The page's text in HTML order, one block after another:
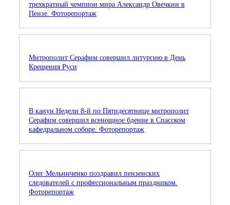
трехкратный чемпион мира Александр Овечкин в
Пензе. Фоторепортаж
Митрополит Серафим совершил литургию в День
Крещения Руси
В канун Недели 8-й по Пятидесятнице митрополит
Серафим совершил всенощное бдение в Спасском
кафедральном соборе. Фоторепортаж
Олег Мельниченко поздравил пензенских
следователей с профессиональным праздником.
Фоторепортаж